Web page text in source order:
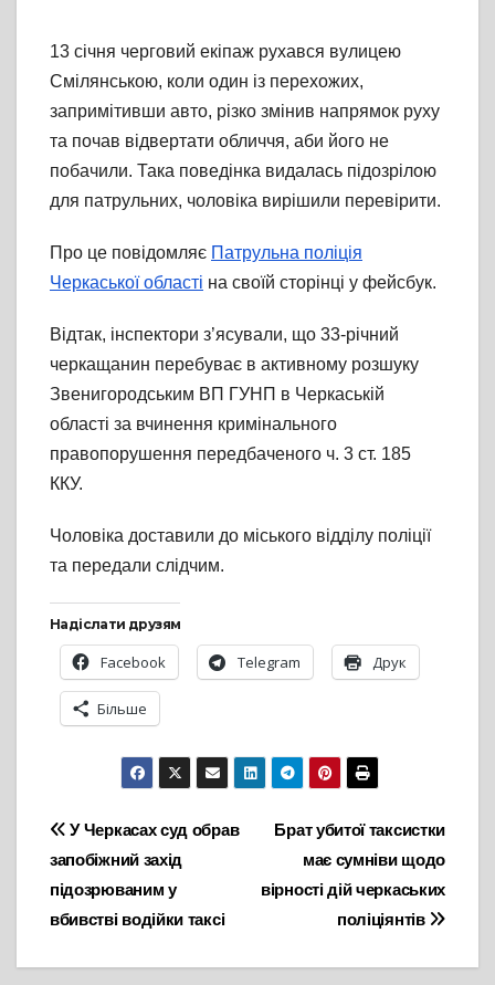
13 січня черговий екіпаж рухався вулицею
Смілянською, коли один із перехожих,
запримітивши авто, різко змінив напрямок руху
та почав відвертати обличчя, аби його не
побачили. Така поведінка видалась підозрілою
для патрульних, чоловіка вирішили перевірити.
Про це повідомляє Патрульна поліція
Черкаської області на своїй сторінці у фейсбук.
Відтак, інспектори з’ясували, що 33-річний
черкащанин перебуває в активному розшуку
Звенигородським ВП ГУНП в Черкаській
області за вчинення кримінального
правопорушення передбаченого ч. 3 ст. 185
ККУ.
Чоловіка доставили до міського відділу поліції
та передали слідчим.
Надіслати друзям
Facebook Telegram Друк
Більше
Навігація
записів
Брат убитої таксистки
має сумніви щодо
вірності дій черкаських
поліціянтів
У Черкасах суд обрав
запобіжний захід
підозрюваним у
вбивстві водійки таксі